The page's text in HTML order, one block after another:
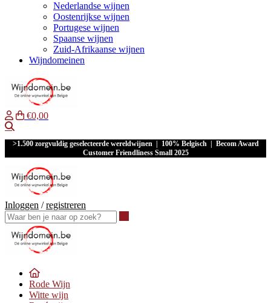
Nederlandse wijnen
Oostenrijkse wijnen
Portugese wijnen
Spaanse wijnen
Zuid-Afrikaanse wijnen
Wijndomeinen
€0,00
>1.500 zorgvuldig geselecteerde wereldwijnen | 100% Belgisch | Becom Award
Customer Friendliness Small 2025
Inloggen /registreren
Rode Wijn
Witte wijn